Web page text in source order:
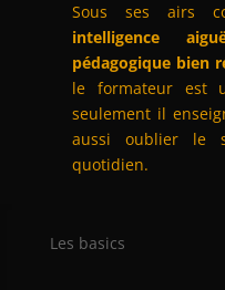
Sous ses airs
intelligence
pédagogique bien
le formateur
seulement il
aussi oublier le
quotidien.
Les basics